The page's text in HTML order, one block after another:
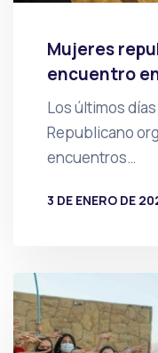
Mujeres
encuentro
Los últimos
Republicano
encuentros…
3 DE ENERO DE